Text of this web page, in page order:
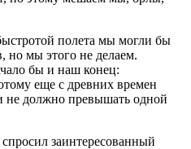
полета мы могли бы
но мы этого не делаем.
бы и наш конец:
еще с древних времен
не должно превышать одной
заинтересованный